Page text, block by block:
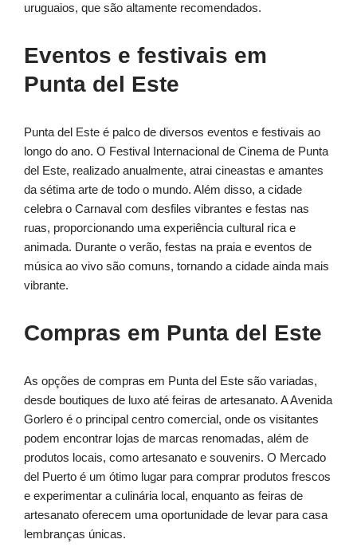
uruguaios, que são altamente recomendados.
Eventos e festivais em
Punta del Este
Punta del Este é palco de diversos eventos e festivais ao
longo do ano. O Festival Internacional de Cinema de Punta
del Este, realizado anualmente, atrai cineastas e amantes
da sétima arte de todo o mundo. Além disso, a cidade
celebra o Carnaval com desfiles vibrantes e festas nas
ruas, proporcionando uma experiência cultural rica e
animada. Durante o verão, festas na praia e eventos de
música ao vivo são comuns, tornando a cidade ainda mais
vibrante.
Compras em Punta del Este
As opções de compras em Punta del Este são variadas,
desde boutiques de luxo até feiras de artesanato. A Avenida
Gorlero é o principal centro comercial, onde os visitantes
podem encontrar lojas de marcas renomadas, além de
produtos locais, como artesanato e souvenirs. O Mercado
del Puerto é um ótimo lugar para comprar produtos frescos
e experimentar a culinária local, enquanto as feiras de
artesanato oferecem uma oportunidade de levar para casa
lembranças únicas.